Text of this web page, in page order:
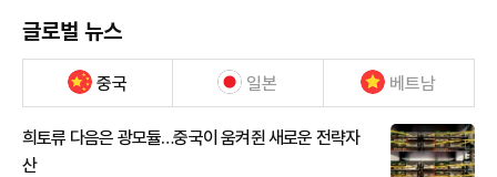
글로벌 뉴스
중국 일본 베트남
희토류 다음은 광모듈…중국이 움켜쥔 새로운 전략자
산